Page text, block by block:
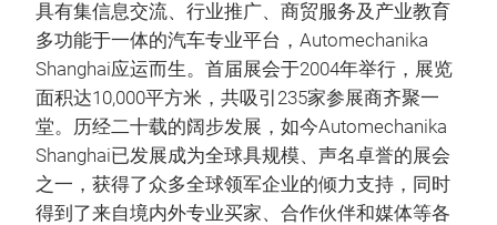
具有集信息交流、行业推广、商贸服务及产业教育
多功能于一体的汽车专业平台，Automechanika
Shanghai应运而生。首届展会于2004年举行，展览
面积达10,000平方米，共吸引235家参展商齐聚一
堂。历经二十载的阔步发展，如今Automechanika
Shanghai已发展成为全球具规模、声名卓誉的展会
之一，获得了众多全球领军企业的倾力支持，同时
得到了来自境内外专业买家、合作伙伴和媒体等各